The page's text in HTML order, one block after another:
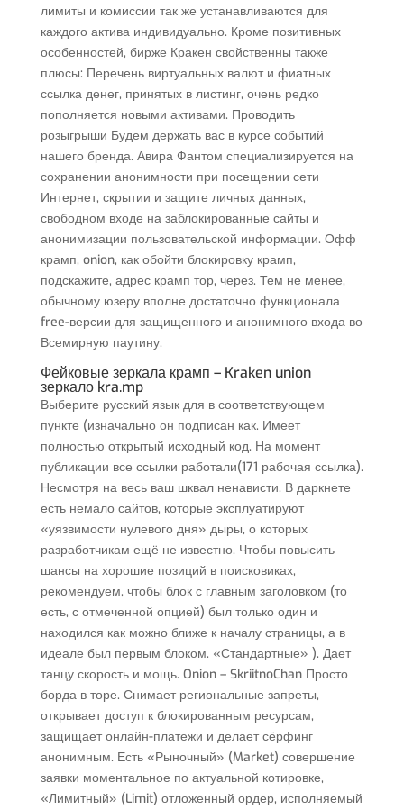
лимиты и комиссии так же устанавливаются для
каждого актива индивидуально. Кроме позитивных
особенностей, бирже Кракен свойственны также
плюсы: Перечень виртуальных валют и фиатных
ссылка денег, принятых в листинг, очень редко
пополняется новыми активами. Проводить
розыгрыши Будем держать вас в курсе событий
нашего бренда. Авира Фантом специализируется на
сохранении анонимности при посещении сети
Интернет, скрытии и защите личных данных,
свободном входе на заблокированные сайты и
анонимизации пользовательской информации. Офф
крамп, onion, как обойти блокировку крамп,
подскажите, адрес крамп тор, через. Тем не менее,
обычному юзеру вполне достаточно функционала
free-версии для защищенного и анонимного входа во
Всемирную паутину.
Фейковые зеркала крамп – Kraken union
зеркало kra.mp
Выберите русский язык для в соответствующем
пункте (изначально он подписан как. Имеет
полностью открытый исходный код. На момент
публикации все ссылки работали(171 рабочая ссылка).
Несмотря на весь ваш шквал ненависти. В даркнете
есть немало сайтов, которые эксплуатируют
«уязвимости нулевого дня» дыры, о которых
разработчикам ещё не известно. Чтобы повысить
шансы на хорошие позиций в поисковиках,
рекомендуем, чтобы блок с главным заголовком (то
есть, с отмеченной опцией) был только один и
находился как можно ближе к началу страницы, а в
идеале был первым блоком. «Стандартные» ). Дает
танцу скорость и мощь. Onion – SkriitnoChan Просто
борда в торе. Снимает региональные запреты,
открывает доступ к блокированным ресурсам,
защищает онлайн-платежи и делает сёрфинг
анонимным. Есть «Рыночный» (Market) совершение
заявки моментальное по актуальной котировке,
«Лимитный» (Limit) отложенный ордер, исполняемый